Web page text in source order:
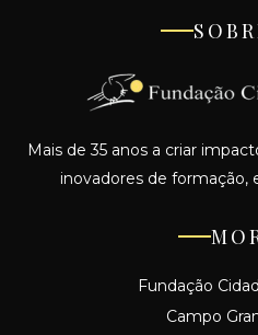
Mais de 35 anos a criar
inovadores de formação,
Fundação
Campo